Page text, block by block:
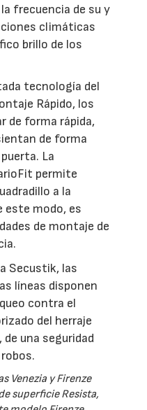
frecuencia de su y
climáticas
brillo de los
tecnología del
Rápido, los
de forma rápida,
de forma
La
permite
a la
este modo, es
de montaje de
Secustik, las
líneas disponen
contra el
del herraje
una seguridad
Venezia y Firenze
superficie Resista,